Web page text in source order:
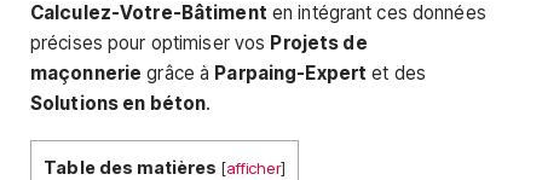
Calculez-Votre-Bâtiment en intégrant ces données
précises pour optimiser vos Projets de
maçonnerie grâce à Parpaing-Expert et des
Solutions en béton.
Table des matières [afficher]